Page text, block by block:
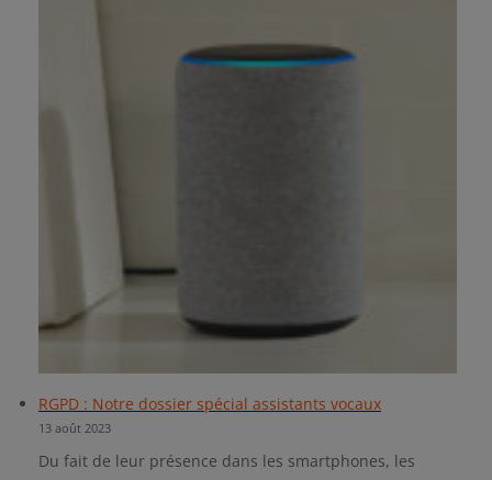
RGPD : Notre dossier spécial assistants vocaux
13 août 2023
Du fait de leur présence dans les smartphones, les